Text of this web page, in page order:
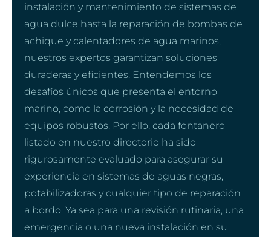
instalación y mantenimiento de sistemas de
agua dulce hasta la reparación de bombas de
achique y calentadores de agua marinos,
nuestros expertos garantizan soluciones
duraderas y eficientes. Entendemos los
desafíos únicos que presenta el entorno
marino, como la corrosión y la necesidad de
equipos robustos. Por ello, cada fontanero
listado en nuestro directorio ha sido
rigurosamente evaluado para asegurar su
experiencia en sistemas de aguas negras,
potabilizadoras y cualquier tipo de reparación
a bordo. Ya sea para una revisión rutinaria, una
emergencia o una nueva instalación en su